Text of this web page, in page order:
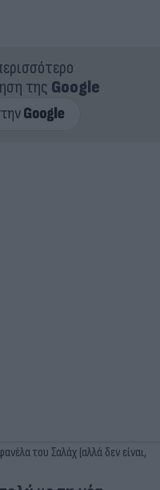
της Google